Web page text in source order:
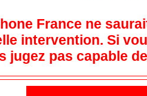
France ne
intervention. Si
jugez pas capable